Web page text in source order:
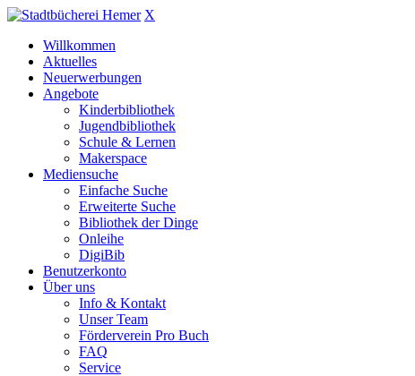
X
Willkommen
Aktuelles
Neuerwerbungen
Angebote
Kinderbibliothek
Jugendbibliothek
Schule & Lernen
Makerspace
Mediensuche
Einfache Suche
Erweiterte Suche
Bibliothek der Dinge
Onleihe
DigiBib
Benutzerkonto
Über uns
Info & Kontakt
Unser Team
Förderverein Pro Buch
FAQ
Service